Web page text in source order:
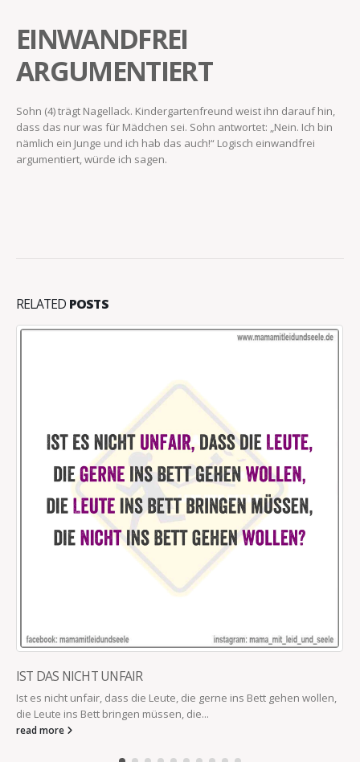
EINWANDFREI
ARGUMENTIERT
Sohn (4) trägt Nagellack. Kindergartenfreund weist ihn darauf hin,
dass das nur was für Mädchen sei. Sohn antwortet: „Nein. Ich bin
nämlich ein Junge und ich hab das auch!“ Logisch einwandfrei
argumentiert, würde ich sagen.
RELATED POSTS
IST DAS NICHT UNFAIR
Ist es nicht unfair, dass die Leute, die gerne ins Bett gehen wollen,
die Leute ins Bett bringen müssen, die...
read more